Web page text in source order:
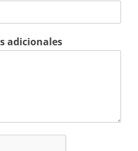
adicionales